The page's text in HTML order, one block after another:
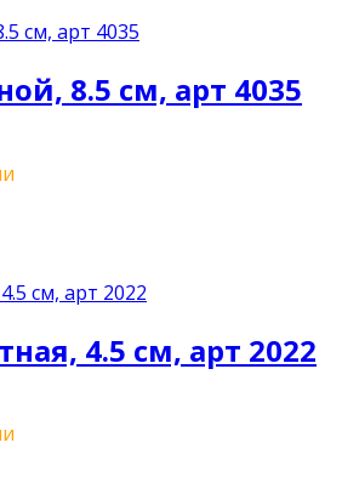
8.5 см, арт 4035
4.5 см, арт 2022